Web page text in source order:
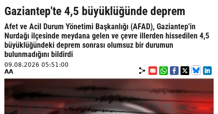
Gaziantep'te 4,5 büyüklüğünde deprem
Afet ve Acil Durum Yönetimi Başkanlığı (AFAD), Gaziantep'in
Nurdağı ilçesinde meydana gelen ve çevre illerden hissedilen 4,5
büyüklüğündeki deprem sonrası olumsuz bir durumun
bulunmadığını bildirdi
09.08.2026 05:51:00
AA